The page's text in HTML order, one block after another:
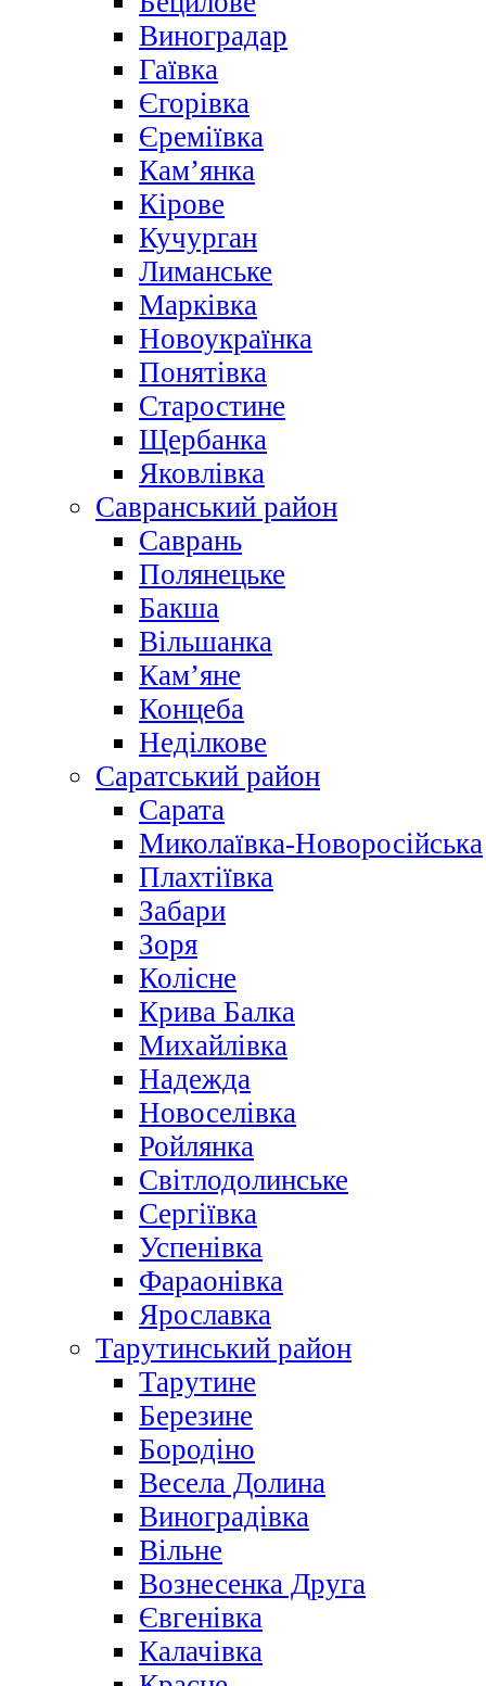
Виноградар
Гаївка
Єгорівка
Єреміївка
Кам’янка
Кірове
Кучурган
Лиманське
Марківка
Новоукраїнка
Понятівка
Старостине
Щербанка
Яковлівка
Савранський район
Саврань
Полянецьке
Бакша
Вільшанка
Кам’яне
Концеба
Неділкове
Саратський район
Сарата
Миколаївка-Новоросійська
Плахтіївка
Забари
Зоря
Колісне
Крива Балка
Михайлівка
Надежда
Новоселівка
Ройлянка
Світлодолинське
Сергіївка
Успенівка
Фараонівка
Ярославка
Тарутинський район
Тарутине
Березине
Бородіно
Весела Долина
Виноградівка
Вільне
Вознесенка Друга
Євгенівка
Калачівка